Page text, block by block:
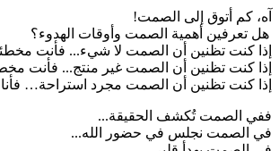
آه، كم أتوق إلى الصمت!
هل تعرفين أهمية الصمت وأوقات الهدوء؟
إذا كنت تظنين أن الصمت لا شيء... فأنت
إذا كنت تظنين أن الصمت غير منتج... فأنت
إذا كنت تظنين أن الصمت مجرد استراحة…
ففي الصمت تُكشف الحقيقة...
في الصمت نجلس في حضور الله...